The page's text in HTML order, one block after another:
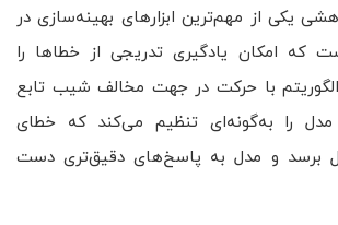
یکی از مهم‌ترین ابزارهای بهینه‌سازی در
که امکان یادگیری تدریجی از خطاها را
با حرکت در جهت مخالف شیب تابع
مدل را به‌گونه‌ای تنظیم می‌کند که خطای
برسد و مدل به پاسخ‌های دقیق‌تری دست